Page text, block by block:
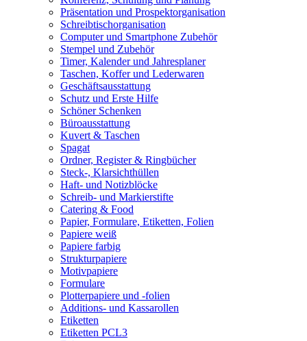
Präsentation und Prospektorganisation
Schreibtischorganisation
Computer und Smartphone Zubehör
Stempel und Zubehör
Timer, Kalender und Jahresplaner
Taschen, Koffer und Lederwaren
Geschäftsausstattung
Schutz und Erste Hilfe
Schöner Schenken
Büroausstattung
Kuvert & Taschen
Spagat
Ordner, Register & Ringbücher
Steck-, Klarsichthüllen
Haft- und Notizblöcke
Schreib- und Markierstifte
Catering & Food
Papier, Formulare, Etiketten, Folien
Papiere weiß
Papiere farbig
Strukturpapiere
Motivpapiere
Formulare
Plotterpapiere und -folien
Additions- und Kassarollen
Etiketten
Etiketten PCL3